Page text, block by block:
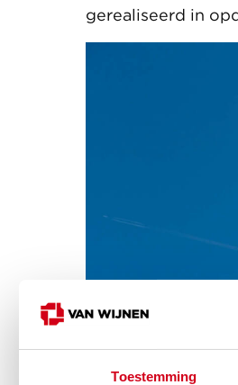
Toestemming
gerealiseerd in